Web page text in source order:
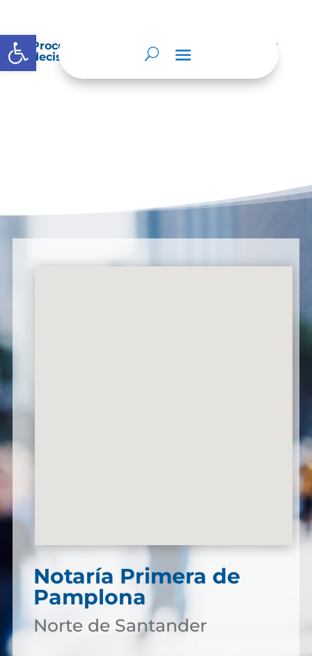
Abrir barra de herramientas
Procedimientos que se siguen para tomar
decisiones en las diferentes áreas
Notaría Primera de
Pamplona
Norte de Santander